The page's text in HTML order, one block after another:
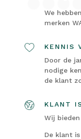
We
merken
KENNIS
Door de
nodige
de klant
KLANT
Wij
De klant